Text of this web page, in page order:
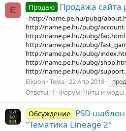
E Продаю Продажа сайта
- http://name.pe.hu/pubg/
http://name.pe.hu/pubg/
http://name.pe.hu/pubg/faq.html
http://name.pe.hu/pubg/
http://name.pe.hu/pubg/
http://name.pe.hu/pubg/
http://name.pe.hu/pubg/
Eligion Тема 22 Апр 2018
Ответы: 1 Форум: Читы и моды
Обсуждение
PSD
"Тематика Lineage 2"